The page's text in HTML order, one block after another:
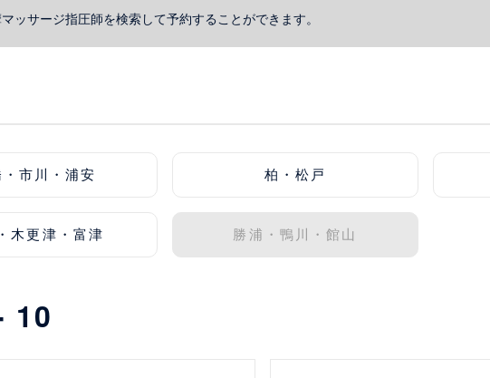
サージ指圧師を検索して予約することができます。
・市川・浦安 柏・松戸
木更津・富津 勝浦・鴨川・館山
10